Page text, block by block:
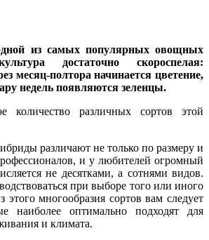
из самых популярных овощных
достаточно скороспелая:
месяц-полтора начинается цветение,
недель появляются зеленцы.
количество различных сортов этой
различают не только по размеру и
и у любителей огромный
не десятками, а сотнями видов.
при выборе того или иного
этого многообразия сортов вам следует
наиболее оптимально подходят для
и климата.